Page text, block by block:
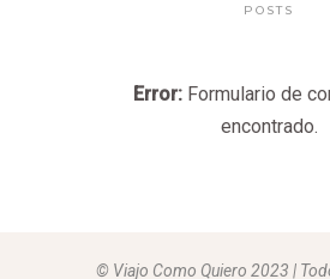
POSTS
Error: Formulario de
encontrado.
© Viajo Como Quiero 2023 |